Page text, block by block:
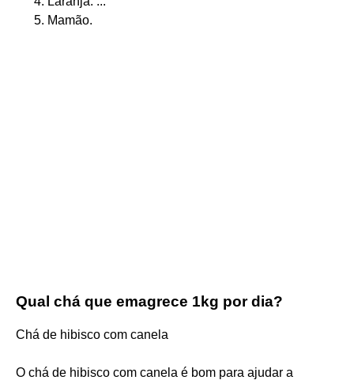
Mamão.
Qual chá que emagrece 1kg por dia?
Chá de hibisco com canela
O chá de hibisco com canela é bom para ajudar a